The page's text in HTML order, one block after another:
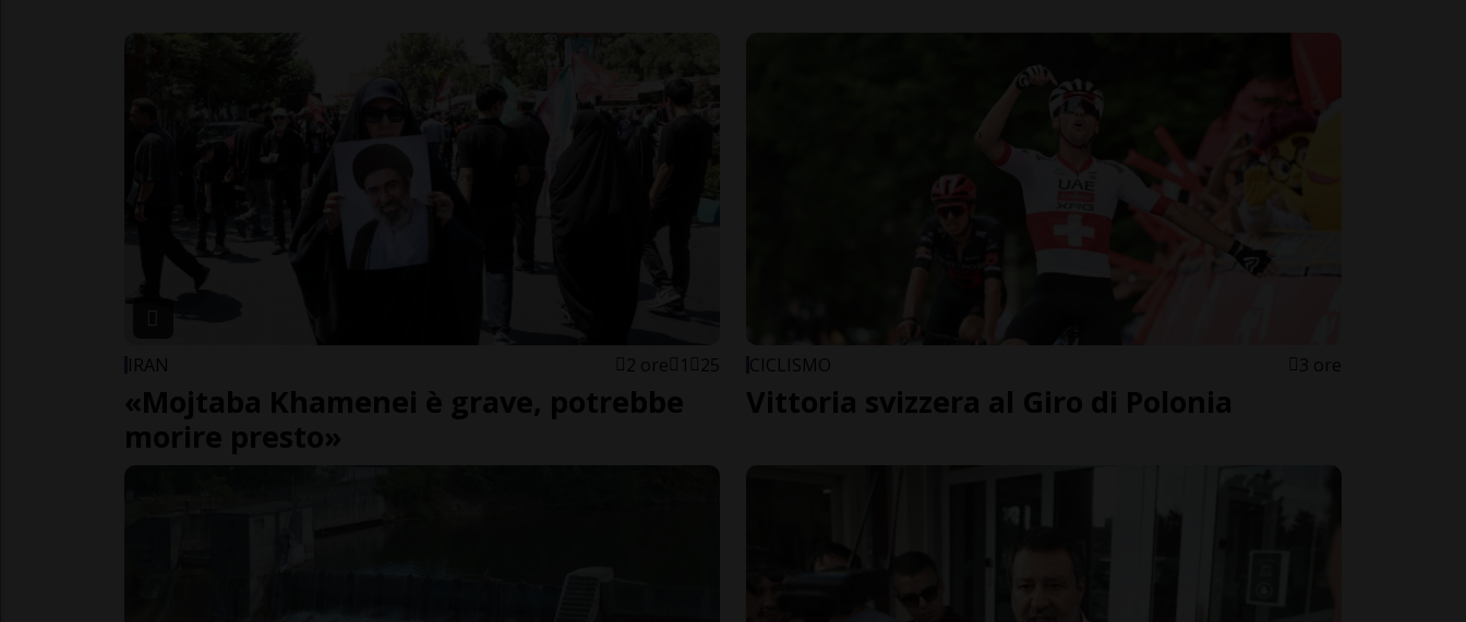
IRAN 2 ore 1 25
«Mojtaba Khamenei è grave, potrebbe
morire presto»
CICLISMO 3 ore
Vittoria svizzera al Giro di Polonia